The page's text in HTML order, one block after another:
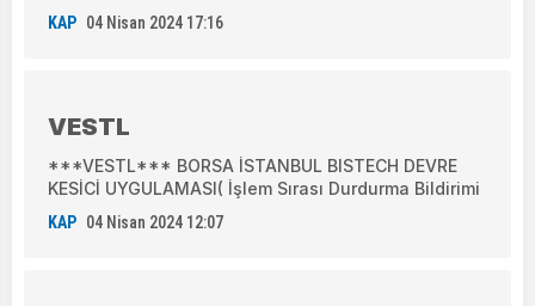
KAP 04 Nisan 2024 17:16
VESTL
***VESTL*** BORSA İSTANBUL BISTECH DEVRE
KESİCİ UYGULAMASI( İşlem Sırası Durdurma Bildirimi
KAP 04 Nisan 2024 12:07